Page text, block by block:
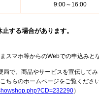
9:00～16:00
する場合があります。
スマホ等からのWebでの申込みと
局で、商品やサービスを宣伝して
ちらのホームページをご覧くださ
）